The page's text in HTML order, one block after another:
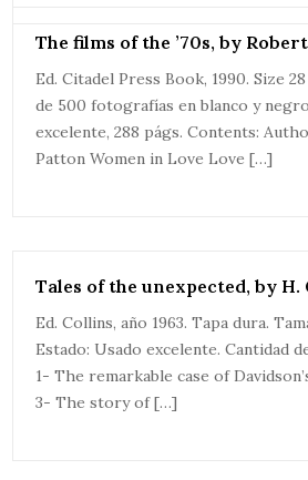
The films of the ’70s, by
Ed. Citadel Press Book, 1990. Size
de 500 fotografías en blanco y
excelente, 288 págs. Contents:
Patton Women in Love Love […]
Tales of the unexpected, by H.
Ed. Collins, año 1963. Tapa dura.
Estado: Usado excelente. Cantidad
1- The remarkable case of
3- The story of […]